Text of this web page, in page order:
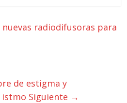
nuevas radiodifusoras para
de estigma y
istmo Siguiente →